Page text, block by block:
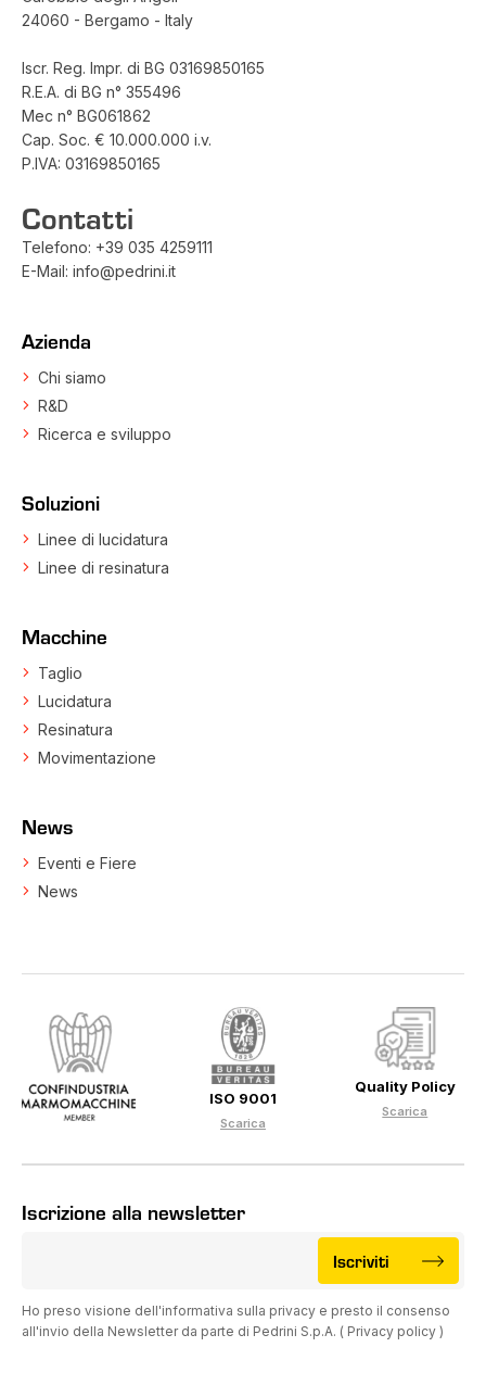
24060 - Bergamo - Italy
Iscr. Reg. Impr. di BG 03169850165
R.E.A. di BG n° 355496
Mec n° BG061862
Cap. Soc. € 10.000.000 i.v.
P.IVA: 03169850165
Contatti
Telefono: +39 035 4259111
E-Mail: info@pedrini.it
Azienda
Chi siamo
R&D
Ricerca e sviluppo
Soluzioni
Linee di lucidatura
Linee di resinatura
Macchine
Taglio
Lucidatura
Resinatura
Movimentazione
News
Eventi e Fiere
News
ISO 9001
Scarica
Quality Policy
Scarica
Iscrizione alla newsletter
Ho preso visione dell'informativa sulla privacy e presto il consenso
all'invio della Newsletter da parte di Pedrini S.p.A. ( Privacy policy )
Iscriviti